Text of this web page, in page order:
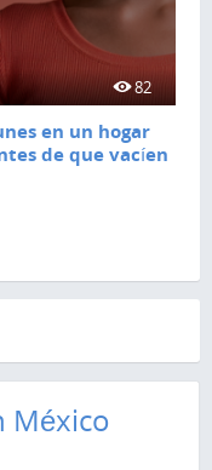
82
en un hogar
de que vacíen
México